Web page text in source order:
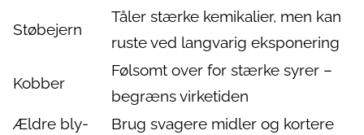
Støbejern
Tåler stærke kemikalier, men kan
ruste ved langvarig eksponering
Kobber
Følsomt over for stærke syrer –
begræns virketiden
Ældre bly-
Brug svagere midler og kortere